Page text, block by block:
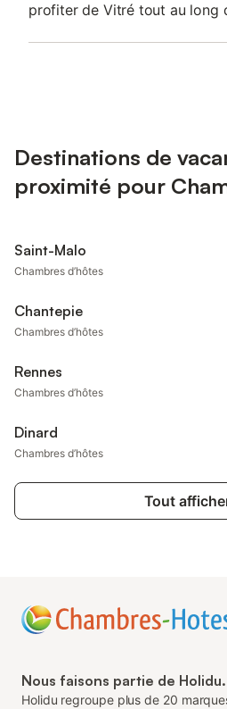
profiter de Vitré tout au long
Destinations de
proximité pour
Saint-Malo
Chambres d’hôtes
Chantepie
Chambres d’hôtes
Rennes
Chambres d’hôtes
Dinard
Chambres d’hôtes
Tout
Nous faisons partie de Holidu.
Holidu regroupe plus de 20